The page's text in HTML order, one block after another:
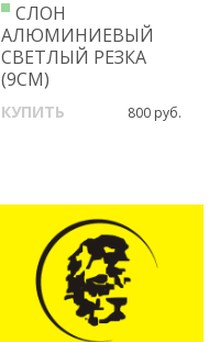
СЛОН
АЛЮМИНИЕВЫЙ
СВЕТЛЫЙ РЕЗКА
(9СМ)
КУПИТЬ 800 руб.